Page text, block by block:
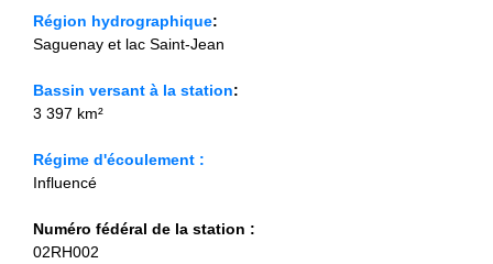
Région hydrographique:
Saguenay et lac Saint-Jean
Bassin versant à la station:
3 397 km²
Régime d'écoulement :
Influencé
Numéro fédéral de la station :
02RH002